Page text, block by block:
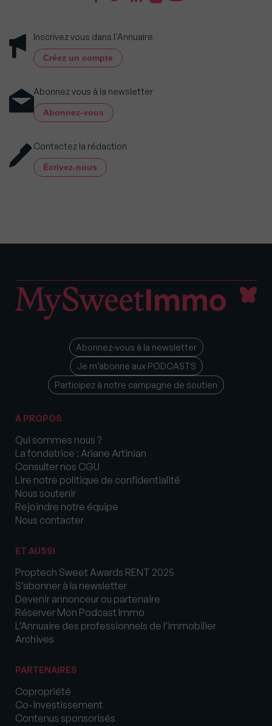
Inscrivez vous dans l'Annuaire
Créez un compte
Abonnez vous à la newsletter
Abonnez-vous
Contactez la rédaction
Écrivez-nous
Abonnez-vous à la newsletter
Je m’abonne aux PODCASTS
Participez à notre campagne de soutien
A PROPOS
Qui sommes nous ?
La fondatrice : Ariane Artinian
Consulter nos CGU
Lire notre politique de confidentialité
Nous soutenir
Rejoindre notre équipe
Nous contacter
ET AUSSI
Proptech Sweet Awards RENT 2025
S’abonner à la newsletter
Devenir annonceur ou partenaire
Réserver Mon Podcast Immo
L’Annuaire des professionnels de l’immobilier
Archives
PARTENAIRES
Copropriété
Co-investissement
Contenus sponsorisés